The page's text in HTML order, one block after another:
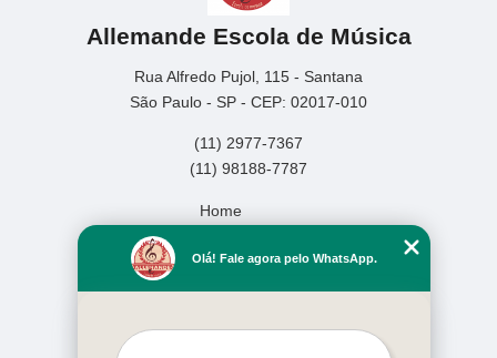
Allemande Escola de Música
Rua Alfredo Pujol, 115 - Santana
São Paulo - SP - CEP: 02017-010
(11) 2977-7367
(11) 98188-7787
Home
Missão
Serviços
Olá! Fale agora pelo WhatsApp.